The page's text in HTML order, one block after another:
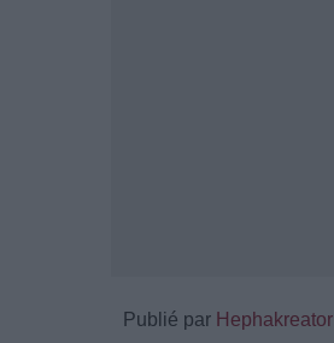
Publié par Hephakreator